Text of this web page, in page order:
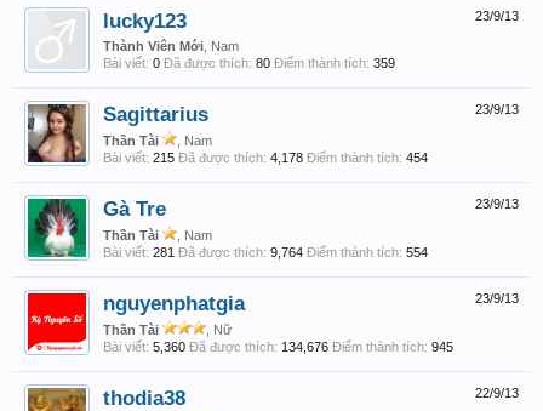
23/9/13
lucky123
Thành Viên Mới , Nam
Bài viết: 0 Đã được thích: 80 Điểm thành tích: 359
23/9/13
Sagittarius
Thần Tài
, Nam
Bài viết: 215 Đã được thích: 4,178 Điểm thành tích: 454
23/9/13
Gà Tre
Thần Tài
, Nam
Bài viết: 281 Đã được thích: 9,764 Điểm thành tích: 554
23/9/13
nguyenphatgia
Thần Tài
, Nữ
Bài viết: 5,360 Đã được thích: 134,676 Điểm thành tích: 945
22/9/13
thodia38